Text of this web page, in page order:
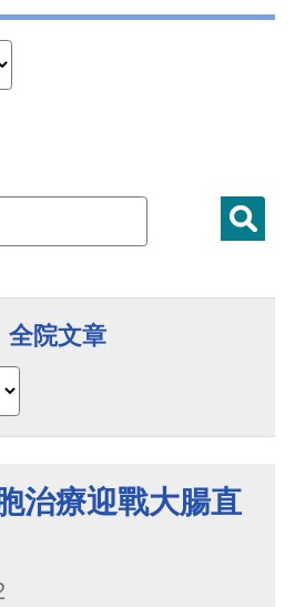
全院文章
治療迎戰大腸直